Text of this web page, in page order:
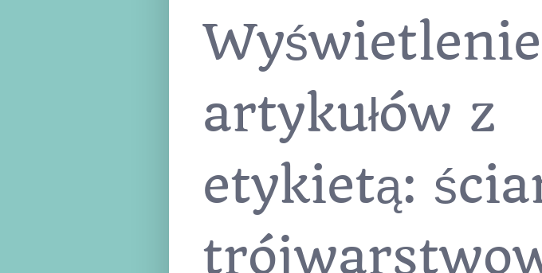
Wyświetlenie
artykułów z